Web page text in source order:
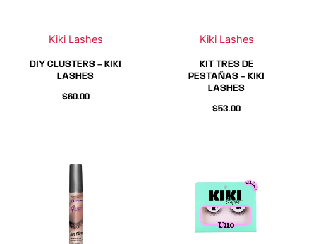
Kiki Lashes
pueden
elegir
en
la
DIY CLUSTERS – KIKI
LASHES
$60.00
pueden
elegir
en
la
Kiki Lashes
pueden
elegir
en
la
página
KIT TRES DE
PESTAÑAS – KIKI
LASHES
$53.00
pueden
elegir
en
la
página
tiene
múltiples
variantes.
Las
tiene
múltiples
variantes.